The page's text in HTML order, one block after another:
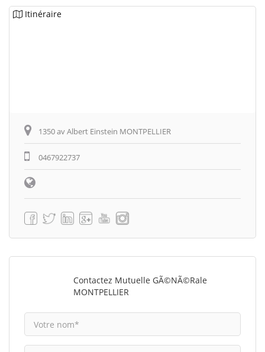
Itinéraire
1350 av Albert Einstein MONTPELLIER
0467922737
Contactez Mutuelle GÃ©nÃ©rale
MONTPELLIER